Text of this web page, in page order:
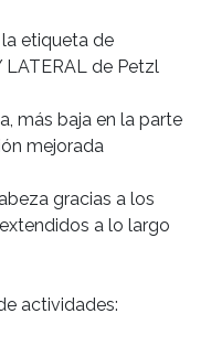
etiqueta de
LATERAL de Petzl
más baja en la parte
mejorada
gracias a los
a lo largo
actividades: